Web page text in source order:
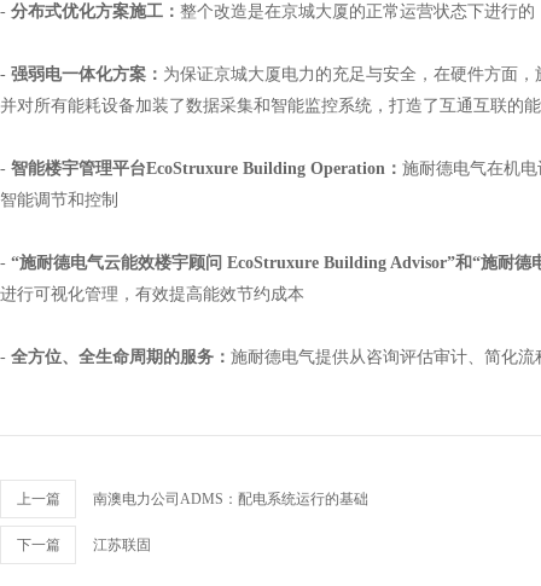
- 分布式优化方案施工： 整个改造是在京城大厦的正常运营状态下进行
- 强弱电一体化方案： 为保证京城大厦电力的充足与安全，在硬件方面
并对所有能耗设备加装了数据采集和智能监控系统，打造了互通互联的
- 智能楼宇管理平台EcoStruxure Building Operation： 施耐德电气在机
智能调节和控制
- “施耐德电气云能效楼宇顾问 EcoStruxure Building Advisor”和“施耐德
进行可视化管理，有效提高能效节约成本
- 全方位、全生命周期的服务： 施耐德电气提供从咨询评估审计、简化
上一篇 南澳电力公司ADMS：配电系统运行的基础
下一篇 江苏联固